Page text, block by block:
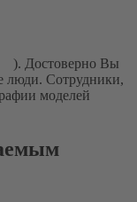
). Достоверно Вы
люди. Сотрудники,
моделей